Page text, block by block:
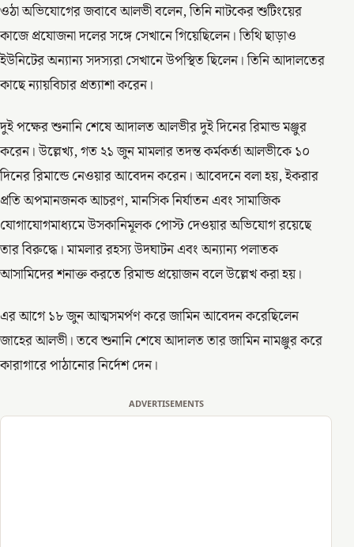
ওঠা অভিযোগের জবাবে আলভী বলেন, তিনি নাটকের শুটিংয়ের
কাজে প্রযোজনা দলের সঙ্গে সেখানে গিয়েছিলেন। তিথি ছাড়াও
ইউনিটের অন্যান্য সদস্যরা সেখানে উপস্থিত ছিলেন। তিনি আদালতের
কাছে ন্যায়বিচার প্রত্যাশা করেন।
দুই পক্ষের শুনানি শেষে আদালত আলভীর দুই দিনের রিমান্ড মঞ্জুর
করেন। উল্লেখ্য, গত ২১ জুন মামলার তদন্ত কর্মকর্তা আলভীকে ১০
দিনের রিমান্ডে নেওয়ার আবেদন করেন। আবেদনে বলা হয়, ইকরার
প্রতি অপমানজনক আচরণ, মানসিক নির্যাতন এবং সামাজিক
যোগাযোগমাধ্যমে উসকানিমূলক পোস্ট দেওয়ার অভিযোগ রয়েছে
তার বিরুদ্ধে। মামলার রহস্য উদঘাটন এবং অন্যান্য পলাতক
আসামিদের শনাক্ত করতে রিমান্ড প্রয়োজন বলে উল্লেখ করা হয়।
এর আগে ১৮ জুন আত্মসমর্পণ করে জামিন আবেদন করেছিলেন
জাহের আলভী। তবে শুনানি শেষে আদালত তার জামিন নামঞ্জুর করে
কারাগারে পাঠানোর নির্দেশ দেন।
ADVERTISEMENTS